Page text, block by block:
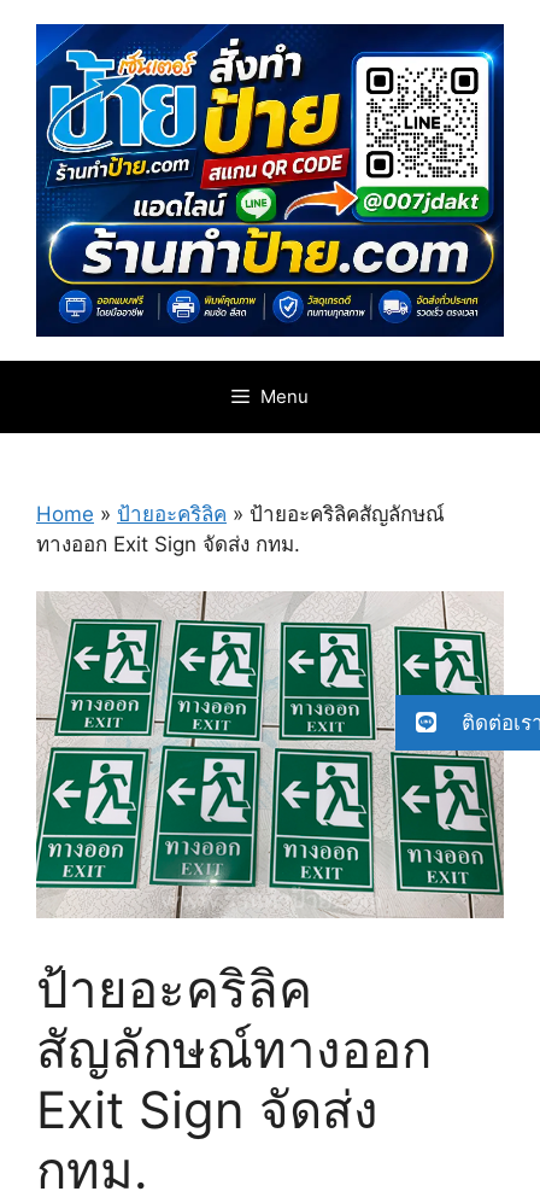
content
Menu
Home » ป้ายอะคริลิค » ป้ายอะคริลิคสัญลักษณ์
ทางออก Exit Sign จัดส่ง กทม.
ป้ายอะคริลิค
สัญลักษณ์ทางออก
Exit Sign จัดส่ง
กทม.
ติดต่อเร